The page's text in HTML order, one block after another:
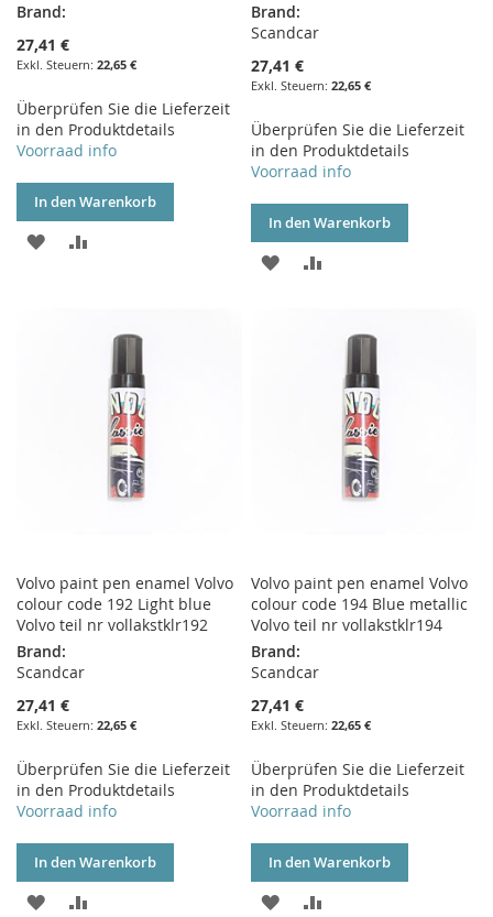
Brand:
27,41 €
22,65 €
Überprüfen Sie die Lieferzeit
in den Produktdetails
Voorraad info
In den Warenkorb
ZUR
Brand:
Scandcar
27,41 €
22,65 €
Überprüfen Sie die Lieferzeit
in den Produktdetails
Voorraad info
In den Warenkorb
ZUR
HINZUFÜGENHINZUFÜGEN
Volvo paint pen enamel Volvo
colour code 192 Light blue
Volvo teil nr vollakstklr192
Brand:
Scandcar
27,41 €
22,65 €
Überprüfen Sie die Lieferzeit
in den Produktdetails
Voorraad info
In den Warenkorb
ZUR
Volvo paint pen enamel Volvo
colour code 194 Blue metallic
Volvo teil nr vollakstklr194
Brand:
Scandcar
27,41 €
22,65 €
Überprüfen Sie die Lieferzeit
in den Produktdetails
Voorraad info
In den Warenkorb
ZUR